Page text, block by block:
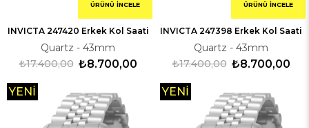
INVICTA 247420 Erkek Kol Saati
Quartz - 43mm
₺8.700,00
₺17.400,00
ÜRÜNÜ İNCELE
INVICTA 247398 Erkek Kol Saati
Quartz - 43mm
₺8.700,00
₺17.400,00
ÜRÜNÜ İNCELE
YENI
YENI